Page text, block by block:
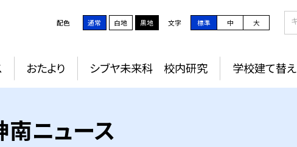
配色 通常 白地 黒地 文字 標準 中 大
おたより シブヤ未来科 校内研究 学校建て替え
南ニュース